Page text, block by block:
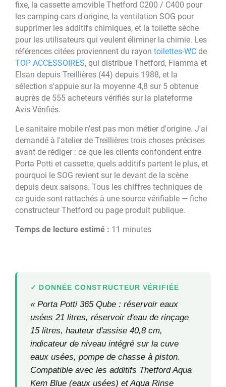
fixe, la cassette amovible Thetford C200 / C400 pour
les camping-cars d'origine, la ventilation SOG pour
supprimer les additifs chimiques, et la toilette sèche
pour les utilisateurs qui veulent éliminer la chimie. Les
références citées proviennent du rayon toilettes-WC de
TOP ACCESSOIRES, qui distribue Thetford, Fiamma et
Elsan depuis Treillières (44) depuis 1988, et la
sélection s'appuie sur la moyenne 4,8 sur 5 obtenue
auprès de 555 acheteurs vérifiés sur la plateforme
Avis-Vérifiés.
Le sanitaire mobile n'est pas mon métier d'origine. J'ai
demandé à l'atelier de Treillières trois choses précises
avant de rédiger : ce que les clients confondent entre
Porta Potti et cassette, quels additifs partent le plus, et
pourquoi le SOG revient sur le devant de la scène
depuis deux saisons. Tous les chiffres techniques de
ce guide sont rattachés à une source vérifiable — fiche
constructeur Thetford ou page produit publique.
Temps de lecture estimé : 11 minutes
DONNÉE CONSTRUCTEUR VÉRIFIÉE
« Porta Potti 365 Qube : réservoir eaux
usées 21 litres, réservoir d'eau de rinçage
15 litres, hauteur d'assise 40,8 cm,
indicateur de niveau intégré sur la cuve
eaux usées, pompe de chasse à piston.
Compatible avec les additifs Thetford Aqua
Kem Blue (eaux usées) et Aqua Rinse